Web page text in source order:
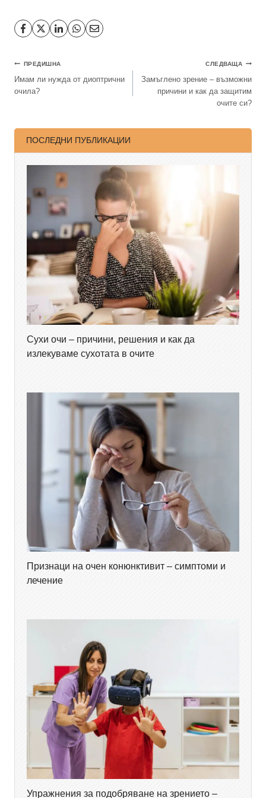
ПРЕДИШНА
Имам ли нужда от диоптрични
очила?
СЛЕДВАЩА
Замъглено зрение – възможни
причини и как да защитим
очите си?
ПОСЛЕДНИ ПУБЛИКАЦИИ
Сухи очи – причини, решения и как да
излекуваме сухотата в очите
Признаци на очен конюнктивит – симптоми и
лечение
Упражнения за подобряване на зрението –